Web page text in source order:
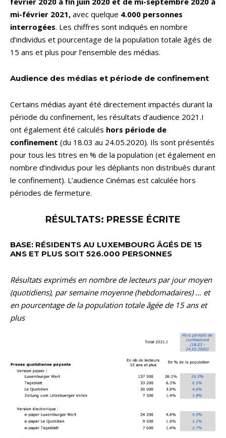
mi-février 2021, avec quelque 4.000 personnes
interrogées. Les chiffres sont indiqués en nombre
d’individus et pourcentage de la population totale âgés de
15 ans et plus pour l’ensemble des médias.
Audience des médias et période de confinement
Certains médias ayant été directement impactés durant la
période du confinement, les résultats d’audience 2021.I
ont également été calculés hors période de
confinement (du 18.03 au 24.05.2020). Ils sont présentés
pour tous les titres en % de la population (et également en
nombre d’individus pour les dépliants non distribués durant
le confinement). L’audience Cinémas est calculée hors
périodes de fermeture.
RÉSULTATS: PRESSE ÉCRITE
BASE: RÉSIDENTS AU LUXEMBOURG ÂGÉS DE 15
ANS ET PLUS SOIT 526.000 PERSONNES
Résultats exprimés en nombre de lecteurs par jour moyen
(quotidiens), par semaine moyenne (hebdomadaires) … et
en pourcentage de la population totale âgée de 15 ans et
plus